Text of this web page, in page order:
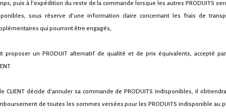
puis à l’expédition du reste de la commande lorsque les autres PRODUITS
sous réserve d’une information claire concernant les frais de
qui pourront être engagés,
proposer un PRODUIT alternatif de qualité et de prix équivalents, accepté
CLIENT décide d’annuler sa commande de PRODUITS indisponibles, il
de toutes les sommes versées pour les PRODUITS indisponible au